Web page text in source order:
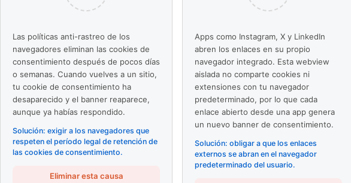
Las políticas anti-rastreo de los
navegadores eliminan las cookies de
consentimiento después de pocos días
o semanas. Cuando vuelves a un sitio,
tu cookie de consentimiento ha
desaparecido y el banner reaparece,
aunque ya habías respondido.
Solución: exigir a los navegadores que
respeten el período legal de retención de
las cookies de consentimiento.
Eliminar esta causa
Apps como Instagram, X y LinkedIn
abren los enlaces en su propio
navegador integrado. Esta webview
aislada no comparte cookies ni
extensiones con tu navegador
predeterminado, por lo que cada
enlace abierto desde una app genera
un nuevo banner de consentimiento.
Solución: obligar a que los enlaces
externos se abran en el navegador
predeterminado del usuario.